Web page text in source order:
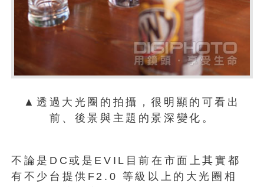
▲透過大光圈的拍攝，很明顯的可看出
前、後景與主題的景深變化。
不論是DC或是EVIL目前在市面上其實都
有不少台提供F2.0 等級以上的大光圈相